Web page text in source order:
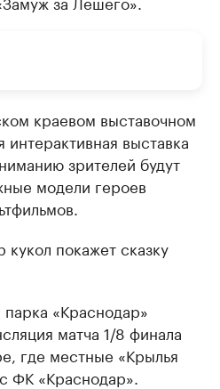
краевом выставочном
интерактивная выставка
зрителей будут
модели героев
покажет сказку
«Краснодар»
матча 1/8 финала
где местные «Крылья
ФК «Краснодар».